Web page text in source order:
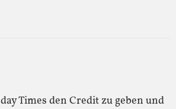
Times den Credit zu geben und